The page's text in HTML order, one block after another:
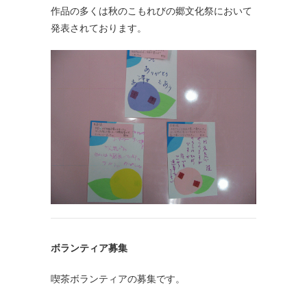
作品の多くは秋のこもれびの郷文化祭において
発表されております。
ボランティア募集
喫茶ボランティアの募集です。